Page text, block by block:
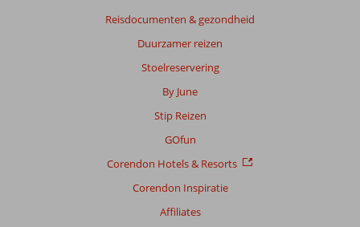
Reisdocumenten & gezondheid
Duurzamer reizen
Stoelreservering
By June
Stip Reizen
GOfun
Corendon Hotels & Resorts
Corendon Inspiratie
Affiliates